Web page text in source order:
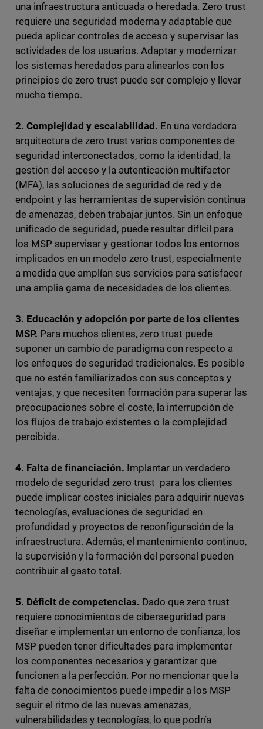
una infraestructura anticuada o heredada. Zero trust
requiere una seguridad moderna y adaptable que
pueda aplicar controles de acceso y supervisar las
actividades de los usuarios. Adaptar y modernizar
los sistemas heredados para alinearlos con los
principios de zero trust puede ser complejo y llevar
mucho tiempo.
2. Complejidad y escalabilidad. En una verdadera
arquitectura de zero trust varios componentes de
seguridad interconectados, como la identidad, la
gestión del acceso y la autenticación multifactor
(MFA), las soluciones de seguridad de red y de
endpoint y las herramientas de supervisión continua
de amenazas, deben trabajar juntos. Sin un enfoque
unificado de seguridad, puede resultar difícil para
los MSP supervisar y gestionar todos los entornos
implicados en un modelo zero trust, especialmente
a medida que amplían sus servicios para satisfacer
una amplia gama de necesidades de los clientes.
3. Educación y adopción por parte de los clientes
MSP. Para muchos clientes, zero trust puede
suponer un cambio de paradigma con respecto a
los enfoques de seguridad tradicionales. Es posible
que no estén familiarizados con sus conceptos y
ventajas, y que necesiten formación para superar las
preocupaciones sobre el coste, la interrupción de
los flujos de trabajo existentes o la complejidad
percibida.
4. Falta de financiación. Implantar un verdadero
modelo de seguridad zero trust para los clientes
puede implicar costes iniciales para adquirir nuevas
tecnologías, evaluaciones de seguridad en
profundidad y proyectos de reconfiguración de la
infraestructura. Además, el mantenimiento continuo,
la supervisión y la formación del personal pueden
contribuir al gasto total.
5. Déficit de competencias. Dado que zero trust
requiere conocimientos de ciberseguridad para
diseñar e implementar un entorno de confianza, los
MSP pueden tener dificultades para implementar
los componentes necesarios y garantizar que
funcionen a la perfección. Por no mencionar que la
falta de conocimientos puede impedir a los MSP
seguir el ritmo de las nuevas amenazas,
vulnerabilidades y tecnologías, lo que podría